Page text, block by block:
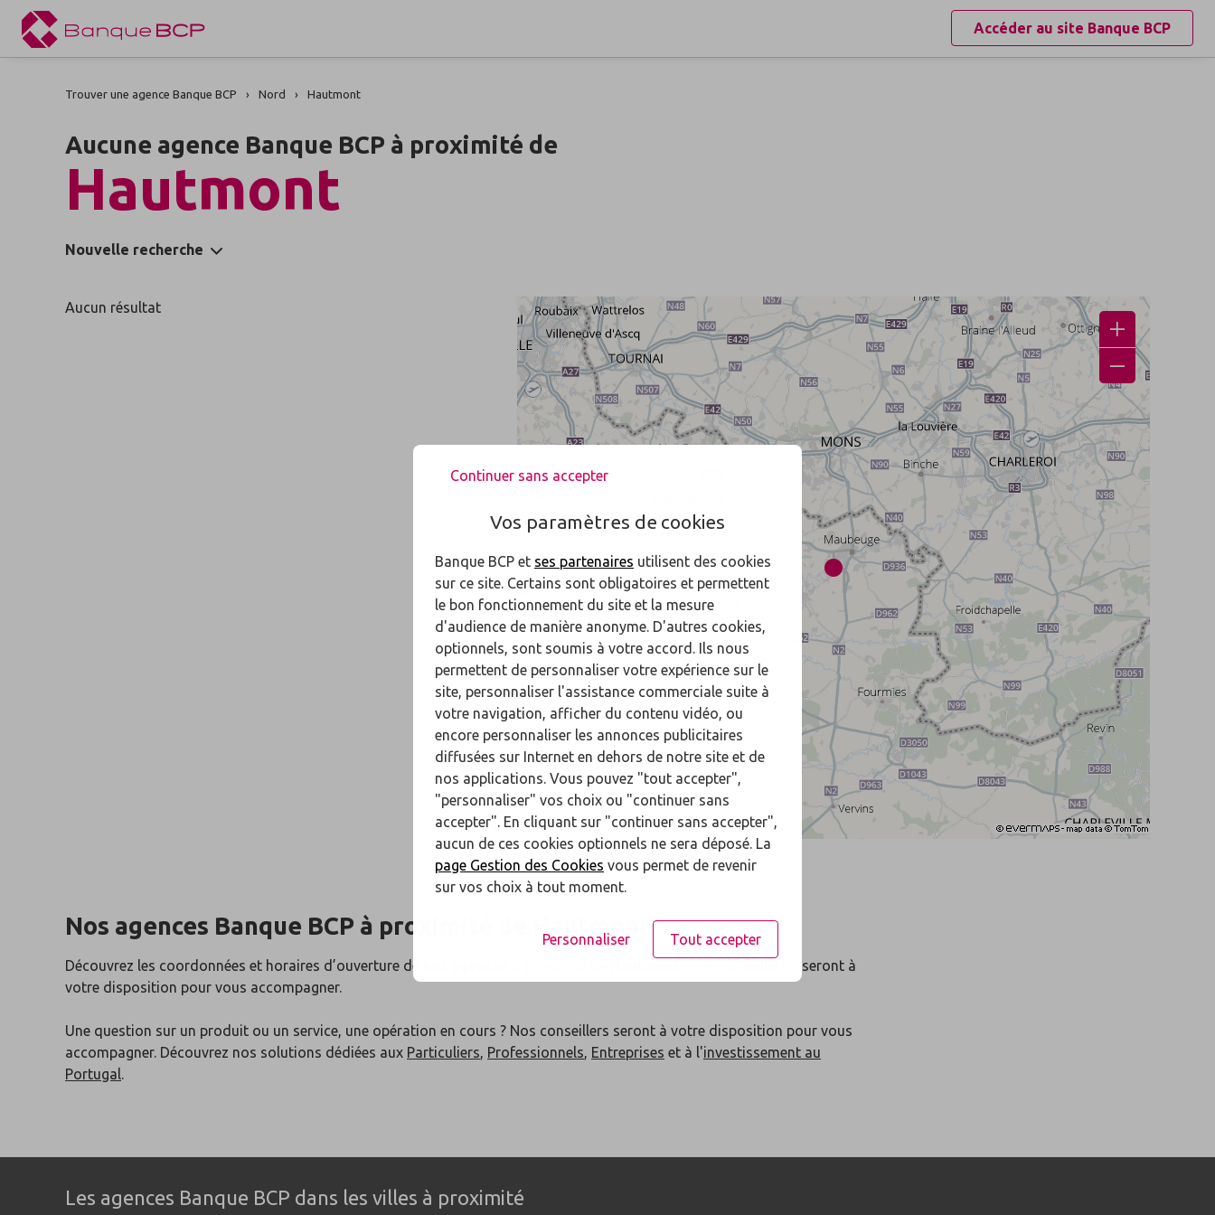
Accéder au site Banque BCP
Trouver une agence Banque BCP Nord Hautmont
Aucune agence Banque BCP à proximité de
Hautmont
Nouvelle recherche
Aucun résultat
Nos agences Banque BCP à proximité de Hautmont
Découvrez les coordonnées et horaires d’ouverture de
: nos conseillers y seront à
votre disposition pour vous accompagner.
Une question sur un produit ou un service, une opération en cours ? Nos conseillers seront à votre disposition pour vous
accompagner. Découvrez nos solutions dédiées aux Particuliers, Professionnels, Entreprises et à l'investissement au
Portugal.
Les agences Banque BCP dans les villes à proximité
Continuer sans accepter
Vos paramètres de cookies
Banque BCP et ses partenaires utilisent des cookies
sur ce site. Certains sont obligatoires et permettent
le bon fonctionnement du site et la mesure
d'audience de manière anonyme. D'autres cookies,
optionnels, sont soumis à votre accord. Ils nous
permettent de personnaliser votre expérience sur le
site, personnaliser l'assistance commerciale suite à
votre navigation, afficher du contenu vidéo, ou
encore personnaliser les annonces publicitaires
diffusées sur Internet en dehors de notre site et de
nos applications. Vous pouvez "tout accepter",
"personnaliser" vos choix ou "continuer sans
accepter". En cliquant sur "continuer sans accepter",
aucun de ces cookies optionnels ne sera déposé. La
page Gestion des Cookies vous permet de revenir
sur vos choix à tout moment.
Personnaliser Tout accepter